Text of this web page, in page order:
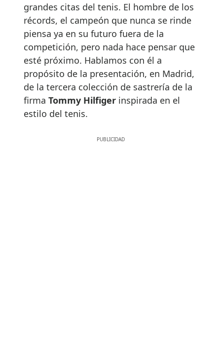
grandes citas del tenis. El hombre de los
récords, el campeón que nunca se rinde
piensa ya en su futuro fuera de la
competición, pero nada hace pensar que
esté próximo. Hablamos con él a
propósito de la presentación, en Madrid,
de la tercera colección de sastrería de la
firma Tommy Hilfiger inspirada en el
estilo del tenis.